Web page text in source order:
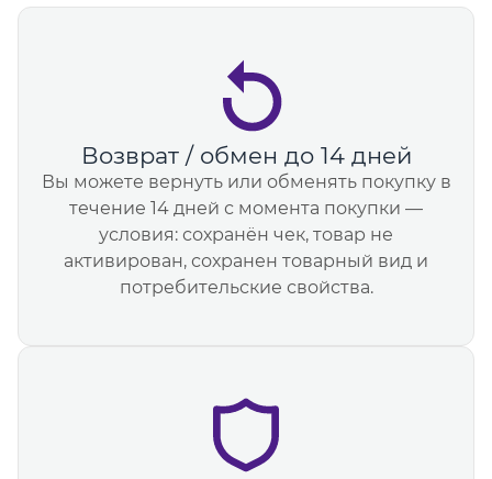
Возврат / обмен до 14 дней
Вы можете вернуть или обменять покупку в
течение 14 дней с момента покупки —
условия: сохранён чек, товар не
активирован, сохранен товарный вид и
потребительские свойства.